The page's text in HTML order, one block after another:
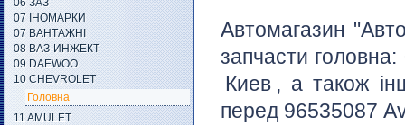
Автомагазин
запчасти головна:
Киев , а також
перед 96535087
06 ЗАЗ
07 ІНОМАРКИ
07 ВАНТАЖНІ
08 ВАЗ-ИНЖЕКТ
09 DAEWOO
10 CHEVROLET
Головна
11 AMULET